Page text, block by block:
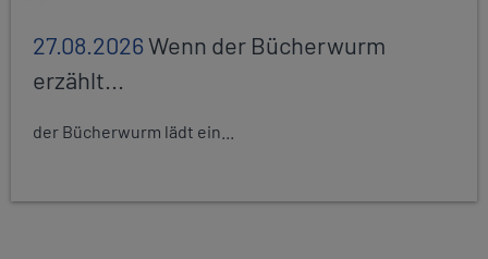
27.08.2026Wenn der Bücherwurm
erzählt...
der Bücherwurm lädt ein...